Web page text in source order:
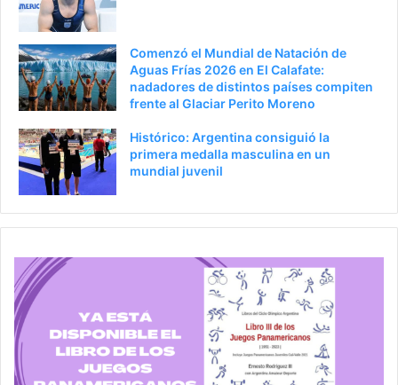
Comenzó el Mundial de Natación de
Aguas Frías 2026 en El Calafate:
nadadores de distintos países compiten
frente al Glaciar Perito Moreno
Histórico: Argentina consiguió la
primera medalla masculina en un
mundial juvenil